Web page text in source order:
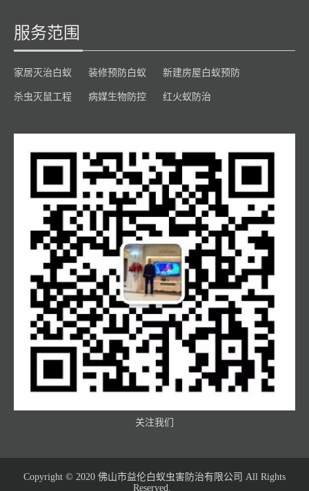
服务范围
家居灭治白蚁 装修预防白蚁 新建房屋白蚁预防
杀虫灭鼠工程 病媒生物防控 红火蚁防治
关注我们
Copyright © 2020 佛山市益伦白蚁虫害防治有限公司 All Rights
Reserved.